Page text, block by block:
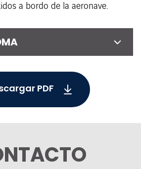
a bordo de la aeronave.
PDF